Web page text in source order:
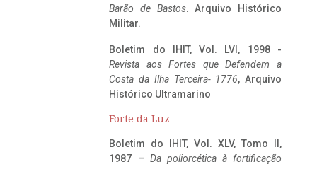
Barão de Bastos. Arquivo Histórico
Militar.
Boletim do IHIT, Vol. LVI, 1998 -
Revista aos Fortes que Defendem a
Costa da Ilha Terceira- 1776, Arquivo
Histórico Ultramarino
Forte da Luz
Boletim do IHIT, Vol. XLV, Tomo II,
1987 – Da poliorcética à fortificação